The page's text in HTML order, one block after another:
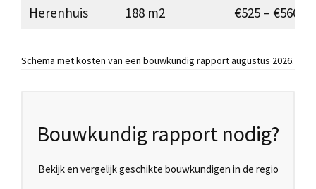
Herenhuis
188 m2 €525 – €560
Schema met kosten van een bouwkundig rapport augustus 2026.
Bouwkundig rapport nodig?
Bekijk en vergelijk geschikte bouwkundigen in de regio